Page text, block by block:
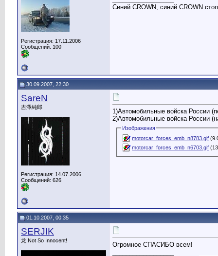
Регистрация: 17.11.2006
Сообщений: 100
Синий CROWN, синий CROWN
30.09.2007, 22:30
SareN
吉澤純郎
Регистрация: 14.07.2006
Сообщений: 626
1)Автомобильные войска России
2)Автомобильные войска России
Изображения
motorcar_forces_emb_n8783.gif
motorcar_forces_emb_n6703.gif
01.10.2007, 00:35
SERJIK
龙 Not So Innocent!
Огромное СПАСИБО всем!